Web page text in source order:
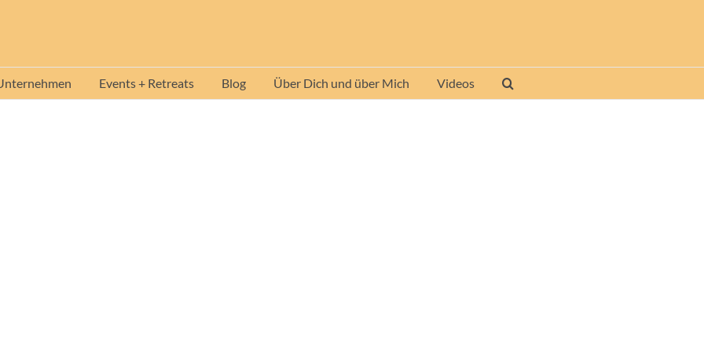
Events + Retreats Blog Über Dich und über Mich Videos